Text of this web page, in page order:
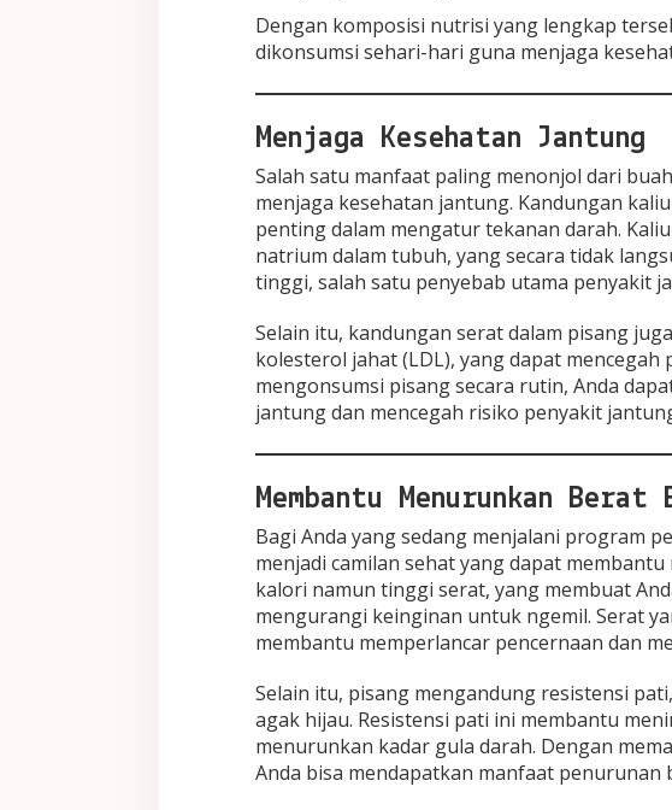
Dengan komposisi nutrisi yang lengkap
dikonsumsi sehari-hari guna menjaga
Menjaga Kesehatan Jantung
Salah satu manfaat paling menonjol dari
menjaga kesehatan jantung. Kandungan
penting dalam mengatur tekanan darah.
natrium dalam tubuh, yang secara tidak
tinggi, salah satu penyebab utama penyakit
Selain itu, kandungan serat dalam pisang
kolesterol jahat (LDL), yang dapat
mengonsumsi pisang secara rutin, Anda
jantung dan mencegah risiko penyakit
Membantu Menurunkan Berat
Bagi Anda yang sedang menjalani program
menjadi camilan sehat yang dapat
kalori namun tinggi serat, yang membuat
mengurangi keinginan untuk ngemil. Serat
membantu memperlancar pencernaan dan
Selain itu, pisang mengandung resistensi
agak hijau. Resistensi pati ini membantu
menurunkan kadar gula darah. Dengan
Anda bisa mendapatkan manfaat penurunan